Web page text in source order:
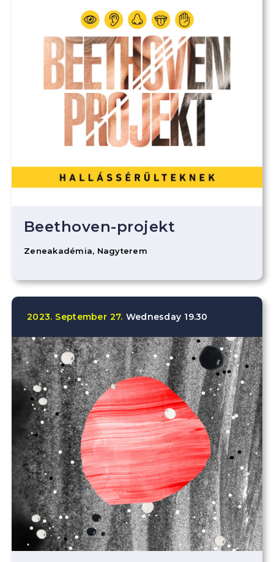
Beethoven-projekt
Zeneakadémia, Nagyterem
2023. September 27. Wednesday 19.30